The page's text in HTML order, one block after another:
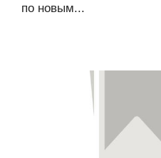
по новым...